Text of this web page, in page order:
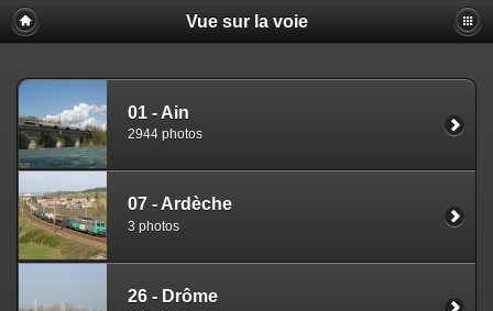
Vue sur la voie
01 - Ain
2944 photos
07 - Ardèche
3 photos
26 - Drôme